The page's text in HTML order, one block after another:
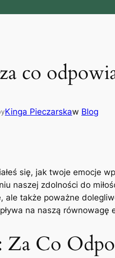
co
Kinga Pieczarskaw Blog
się, jak twoje emocje
naszej zdolności do
ale także poważne
na naszą równowagę
Za Co